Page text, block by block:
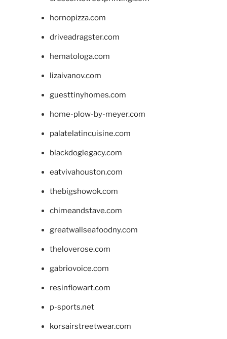
hornopizza.com
driveadragster.com
hematologa.com
lizaivanov.com
guesttinyhomes.com
home-plow-by-meyer.com
palatelatincuisine.com
blackdoglegacy.com
eatvivahouston.com
thebigshowok.com
chimeandstave.com
greatwallseafoodny.com
theloverose.com
gabriovoice.com
resinflowart.com
p-sports.net
korsairstreetwear.com